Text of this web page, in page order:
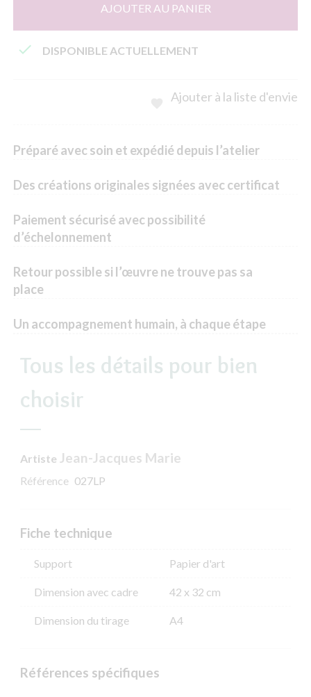
AJOUTER AU PANIER
 DISPONIBLE ACTUELLEMENT
Ajouter à la liste d'envie
Préparé avec soin et expédié depuis l’atelier
Des créations originales signées avec certificat
Paiement sécurisé avec possibilité
d’échelonnement
Retour possible si l’œuvre ne trouve pas sa
place
Un accompagnement humain, à chaque étape
Tous les détails pour bien
choisir
Artiste Jean-Jacques Marie
Référence 027LP
Fiche technique
Support Papier d'art
Dimension avec cadre 42 x 32 cm
Dimension du tirage A4
Références spécifiques